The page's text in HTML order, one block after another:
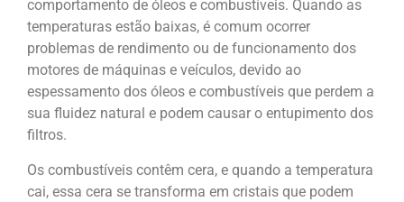
comportamento de óleos e combustíveis. Quando as
temperaturas estão baixas, é comum ocorrer
problemas de rendimento ou de funcionamento dos
motores de máquinas e veículos, devido ao
espessamento dos óleos e combustíveis que perdem a
sua fluidez natural e podem causar o entupimento dos
filtros.
Os combustíveis contêm cera, e quando a temperatura
cai, essa cera se transforma em cristais que podem